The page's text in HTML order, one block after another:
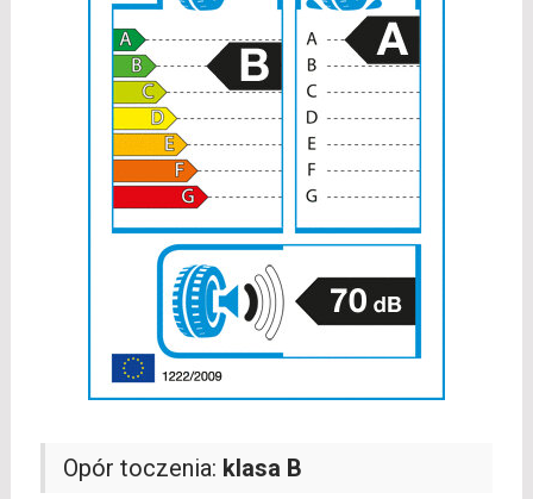
Opór toczenia: klasa B